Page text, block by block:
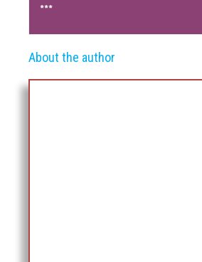
***
About the author